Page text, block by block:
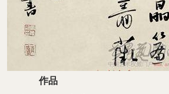
作品